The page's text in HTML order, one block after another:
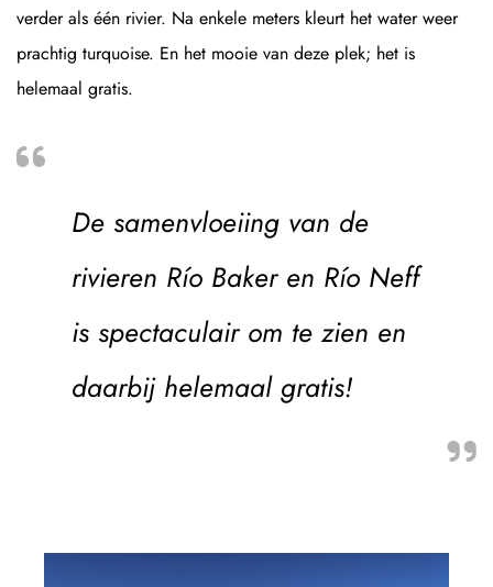
verder als één rivier. Na enkele meters kleurt het water weer
prachtig turquoise. En het mooie van deze plek; het is
helemaal gratis.
De samenvloeiing van de
rivieren Río Baker en Río Neff
is spectaculair om te zien en
daarbij helemaal gratis!